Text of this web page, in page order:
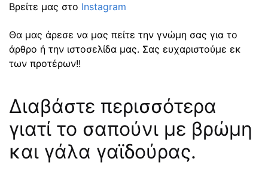
Βρείτε μας στο Instagram
Θα μας άρεσε να μας πείτε την γνώμη σας για το
άρθρο ή την ιστοσελίδα μας. Σας ευχαριστούμε εκ
των προτέρων!!
Διαβάστε περισσότερα
γιατί το σαπούνι με βρώμη
και γάλα γαϊδούρας.